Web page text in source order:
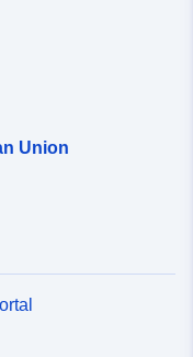
Union